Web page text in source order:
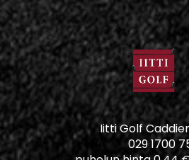
Iitti Golf
029 1700